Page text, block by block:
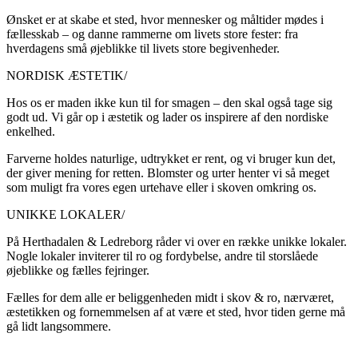
Ønsket er at skabe et sted, hvor mennesker og måltider mødes i
fællesskab – og danne rammerne om livets store fester: fra
hverdagens små øjeblikke til livets store begivenheder.
NORDISK ÆSTETIK/
Hos os er maden ikke kun til for smagen – den skal også tage sig
godt ud. Vi går op i æstetik og lader os inspirere af den nordiske
enkelhed.
Farverne holdes naturlige, udtrykket er rent, og vi bruger kun det,
der giver mening for retten. Blomster og urter henter vi så meget
som muligt fra vores egen urtehave eller i skoven omkring os.
UNIKKE LOKALER/
På Herthadalen & Ledreborg råder vi over en række unikke lokaler.
Nogle lokaler inviterer til ro og fordybelse, andre til storslåede
øjeblikke og fælles fejringer.
Fælles for dem alle er beliggenheden midt i skov & ro, nærværet,
æstetikken og fornemmelsen af at være et sted, hvor tiden gerne må
gå lidt langsommere.